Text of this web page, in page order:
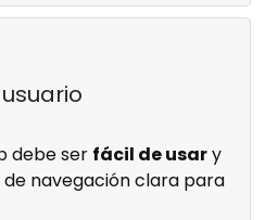
debe ser fácil de usary
navegación clara para